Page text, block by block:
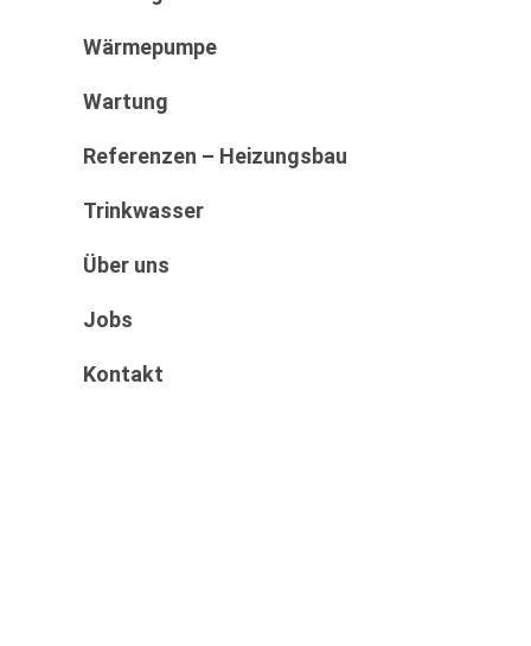
Wärmepumpe
Wartung
Referenzen – Heizungsbau
Trinkwasser
Über uns
Jobs
Kontakt